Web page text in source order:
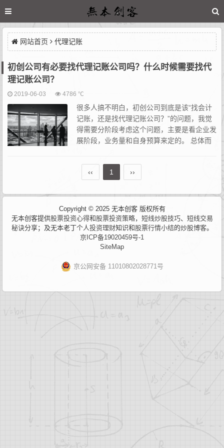
网站首页 代理记账
初创公司有必要找代理记账公司吗？什么时候需要找代
理记账公司？
2019-06-03 4786 ℃
很多人搞不明白，初创公司到底是该“找会计
记账，还是找代理记账公司？”的问题，我觉
得需要分阶段考虑这个问题，主要是看企业发
展阶段，业务量和自身预算来定的。 总体而
‹‹
1 ››
Copyright © 2025 无本创客 版权所有
无本创客提供股票投资心得和 股票投资策略， 短线炒股技巧、 短线交易
秘诀分享；及无本老丁个人投资理财知识和 股票行情小结的炒股博客。
京ICP备19020459号-1
SiteMap
京公网安备 11010802028771号